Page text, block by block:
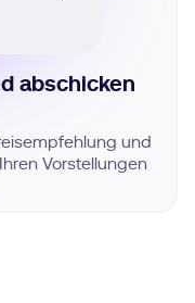
abschicken
und
Vorstellungen